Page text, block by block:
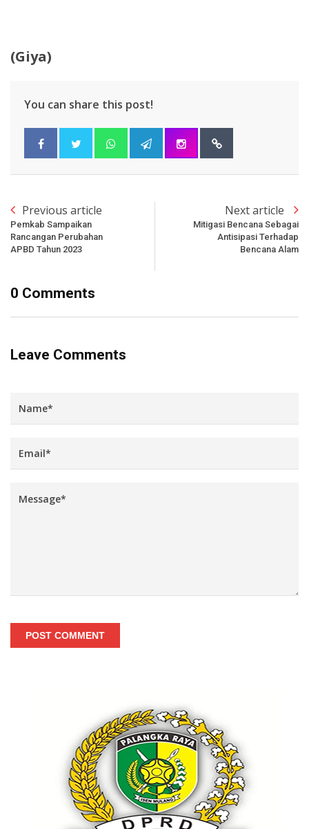
(Giya)
You can share this post!
Previous article
Pemkab Sampaikan
Rancangan Perubahan
APBD Tahun 2023
Next article
Mitigasi Bencana Sebagai
Antisipasi Terhadap
Bencana Alam
0 Comments
Leave Comments
POST COMMENT